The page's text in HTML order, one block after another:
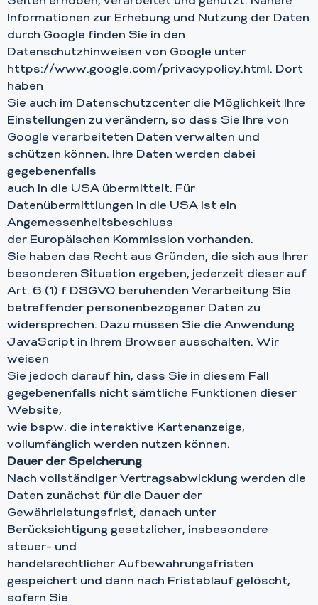
Informationen zur Erhebung und Nutzung der Daten
durch Google finden Sie in den
Datenschutzhinweisen von Google unter
https://www.google.com/privacypolicy.html. Dort
haben
Sie auch im Datenschutzcenter die Möglichkeit Ihre
Einstellungen zu verändern, so dass Sie Ihre von
Google verarbeiteten Daten verwalten und
schützen können. Ihre Daten werden dabei
gegebenenfalls
auch in die USA übermittelt. Für
Datenübermittlungen in die USA ist ein
Angemessenheitsbeschluss
der Europäischen Kommission vorhanden.
Sie haben das Recht aus Gründen, die sich aus Ihrer
besonderen Situation ergeben, jederzeit dieser auf
Art. 6 (1) f DSGVO beruhenden Verarbeitung Sie
betreffender personenbezogener Daten zu
widersprechen. Dazu müssen Sie die Anwendung
JavaScript in Ihrem Browser ausschalten. Wir
weisen
Sie jedoch darauf hin, dass Sie in diesem Fall
gegebenenfalls nicht sämtliche Funktionen dieser
Website,
wie bspw. die interaktive Kartenanzeige,
vollumfänglich werden nutzen können.
Dauer der Speicherung
Nach vollständiger Vertragsabwicklung werden die
Daten zunächst für die Dauer der
Gewährleistungsfrist, danach unter
Berücksichtigung gesetzlicher, insbesondere
steuer- und
handelsrechtlicher Aufbewahrungsfristen
gespeichert und dann nach Fristablauf gelöscht,
sofern Sie